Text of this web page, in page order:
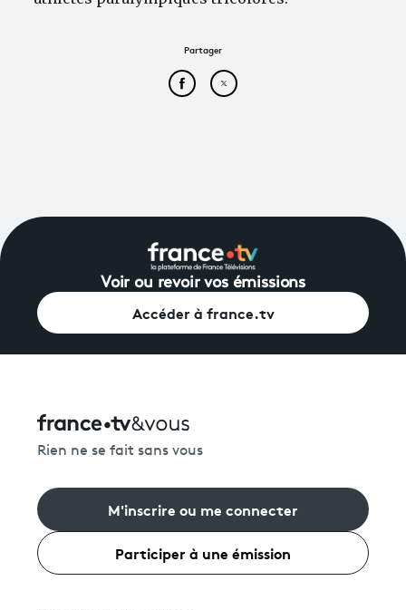
Partager
Partager cet article sur
Partager cet article sur
Voir ou revoir vos émissions
Accéder à france.tv
Rien ne se fait sans vous
M'inscrire ou me connecter
Participer à une émission